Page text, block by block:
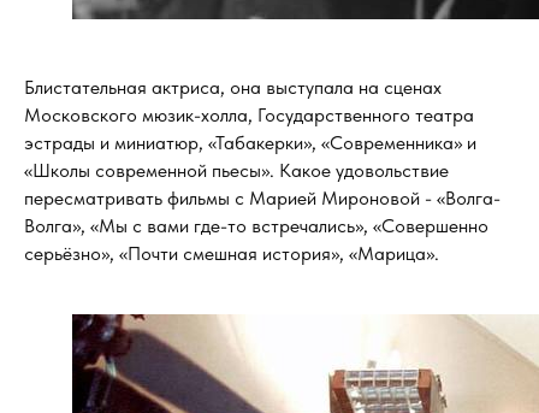
Блистательная актриса, она выступала на сценах
Московского мюзик-холла, Государственного театра
эстрады и миниатюр, «Табакерки», «Современника» и
«Школы современной пьесы». Какое удовольствие
пересматривать фильмы с Марией Мироновой - «Волга-
Волга», «Мы с вами где-то встречались», «Совершенно
серьёзно», «Почти смешная история», «Марица».